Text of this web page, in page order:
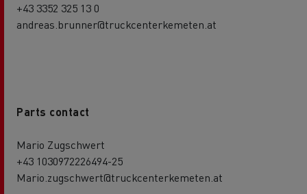
+43 3352 325 13 0
andreas.brunner@truckcenterkemeten.at
Parts contact
Mario Zugschwert
+43 1030972226494-25
Mario.zugschwert@truckcenterkemeten.at